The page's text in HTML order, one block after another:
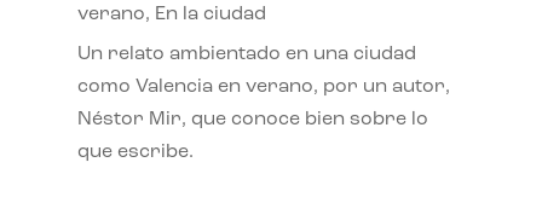
verano, En la ciudad
Un relato ambientado en una ciudad
como Valencia en verano, por un autor,
Néstor Mir, que conoce bien sobre lo
que escribe.